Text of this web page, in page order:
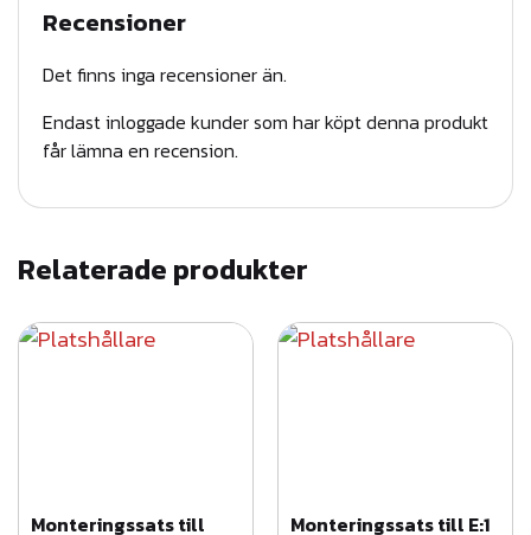
Recensioner
Det finns inga recensioner än.
Endast inloggade kunder som har köpt denna produkt
får lämna en recension.
Relaterade produkter
Monteringssats till
Monteringssats till E:1